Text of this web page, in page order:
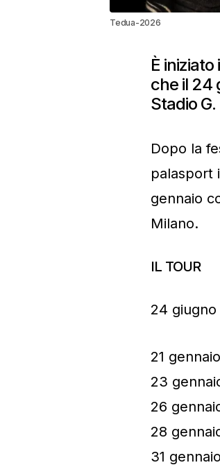
Tedua-2026
È iniziato
che il 24
Stadio
Dopo la
palasport
gennaio
Milano.
IL TOUR
24 giugno
21
23
26
28
31